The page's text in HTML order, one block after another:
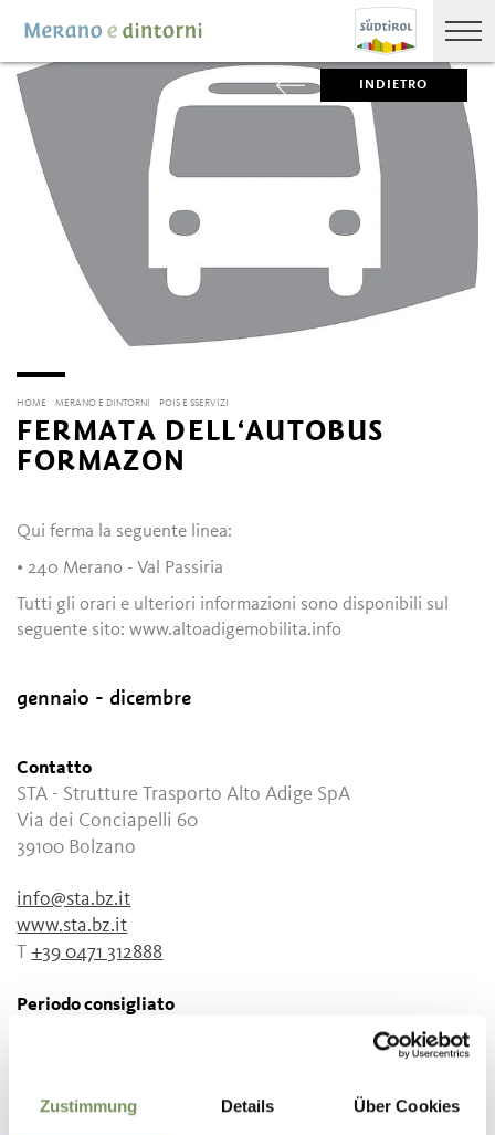
Zustimmung Details Über Cookies
INDIETRO
HOME MERANO E DINTORNI POIS E SSERVIZI
FERMATA DELL‘AUTOBUS
FORMAZON
Qui ferma la seguente linea:
• 240 Merano - Val Passiria
Tutti gli orari e ulteriori informazioni sono disponibili sul
seguente sito: www.altoadigemobilita.info
gennaio - dicembre
Contatto
STA - Strutture Trasporto Alto Adige SpA
Via dei Conciapelli 60
39100 Bolzano
info@sta.bz.it
www.sta.bz.it
T+39 0471 312888
Periodo consigliato